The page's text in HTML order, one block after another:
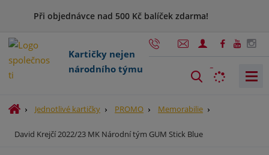
Při objednávce nad 500 Kč balíček zdarma!
Kartičky nejen
národního týmu
e
Ú
o
Jednotlivé kartičky PROMO Memorabilie
David Krejčí 2022/23 MK Národní tým GUM Stick Blue